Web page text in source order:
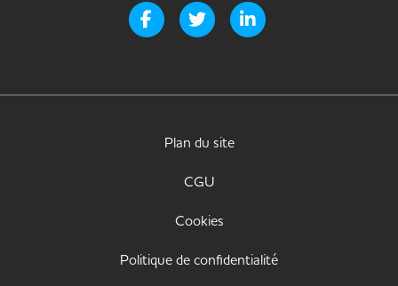
Page Facebook de Handi-it
Page Twitter de Handi-it
Plan du site
CGU
Cookies
Politique de confidentialité